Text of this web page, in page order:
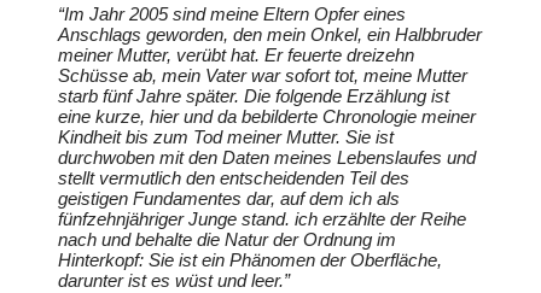
“Im Jahr 2005 sind meine Eltern Opfer eines
Anschlags geworden, den mein Onkel, ein Halbbruder
meiner Mutter, verübt hat. Er feuerte dreizehn
Schüsse ab, mein Vater war sofort tot, meine Mutter
starb fünf Jahre später. Die folgende Erzählung ist
eine kurze, hier und da bebilderte Chronologie meiner
Kindheit bis zum Tod meiner Mutter. Sie ist
durchwoben mit den Daten meines Lebenslaufes und
stellt vermutlich den entscheidenden Teil des
geistigen Fundamentes dar, auf dem ich als
fünfzehnjähriger Junge stand. ich erzählte der Reihe
nach und behalte die Natur der Ordnung im
Hinterkopf: Sie ist ein Phänomen der Oberfläche,
darunter ist es wüst und leer.”